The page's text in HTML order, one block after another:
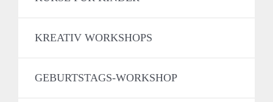
KREATIV WORKSHOPS
GEBURTSTAGS-WORKSHOP